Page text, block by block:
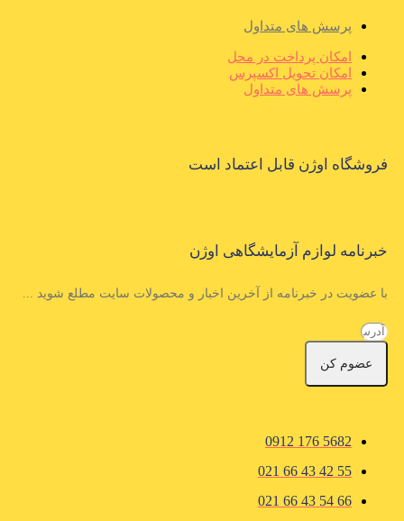
پرسش های متداول
امکان پرداخت در محل
امکان تحویل اکسپرس
پرسش های متداول
فروشگاه اوژن قابل اعتماد است
خبرنامه لوازم آزمایشگاهی اوژن
با عضویت در خبرنامه از آخرین اخبار و محصولات سایت مطلع شوید ...
عضوم کن
5682 176 0912
55 42 43 66 021
66 54 43 66 021